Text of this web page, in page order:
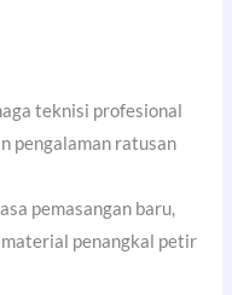
teknisi profesional
pengalaman ratusan
pemasangan baru,
penangkal petir